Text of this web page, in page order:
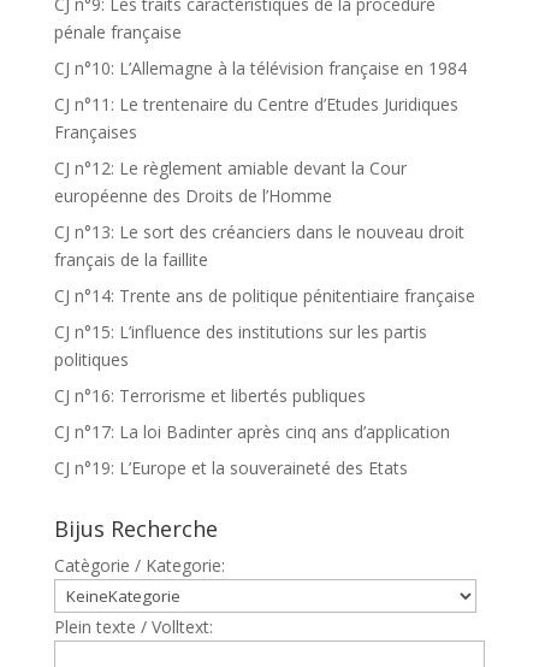
pénale française
CJ n°10: L’Allemagne à la télévision française en 1984
CJ n°11: Le trentenaire du Centre d’Etudes Juridiques
Françaises
CJ n°12: Le règlement amiable devant la Cour
européenne des Droits de l’Homme
CJ n°13: Le sort des créanciers dans le nouveau droit
français de la faillite
CJ n°14: Trente ans de politique pénitentiaire française
CJ n°15: L’influence des institutions sur les partis
politiques
CJ n°16: Terrorisme et libertés publiques
CJ n°17: La loi Badinter après cinq ans d’application
CJ n°19: L’Europe et la souveraineté des Etats
Bijus Recherche
Catègorie / Kategorie:
Plein texte / Volltext: